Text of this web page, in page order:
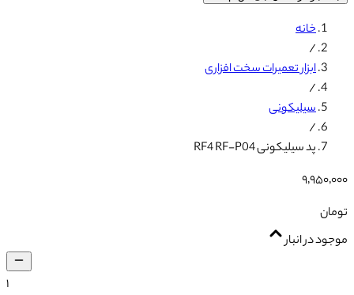
خانه
/
ابزار تعمیرات سخت افزاری
/
سیلیکونی
/
پد سیلیکونی RF4 RF-P04
۹٬۹۵۰٬۰۰۰
تومان
موجود در انبار
۱